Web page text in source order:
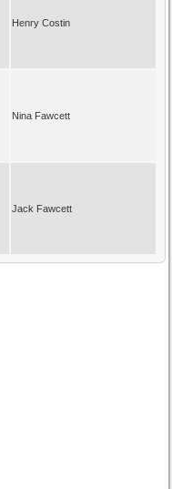
Henry Costin
Nina Fawcett
Jack Fawcett